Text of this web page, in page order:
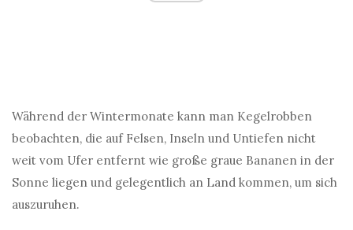
Während der Wintermonate kann man Kegelrobben
beobachten, die auf Felsen, Inseln und Untiefen nicht
weit vom Ufer entfernt wie große graue Bananen in der
Sonne liegen und gelegentlich an Land kommen, um sich
auszuruhen.